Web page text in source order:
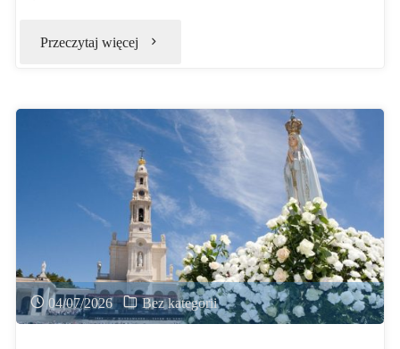
Przeczytaj więcej "Lipiec
Miesiąc
Najdroższej
Krwi
Chrystusa
!"
04/07/2026 Bez kategorii